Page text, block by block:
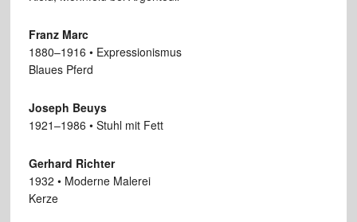
Franz Marc
1880–1916 • Expressionismus
Blaues Pferd
Joseph Beuys
1921–1986 • Stuhl mit Fett
Gerhard Richter
1932 • Moderne Malerei
Kerze